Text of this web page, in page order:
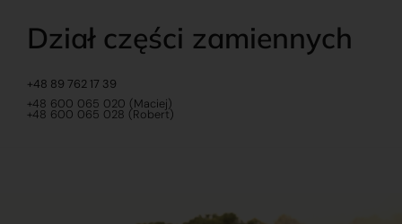
Dział części zamiennych
+48 89 762 17 39
+48 600 065 020 (Maciej)
+48 600 065 028 (Robert)